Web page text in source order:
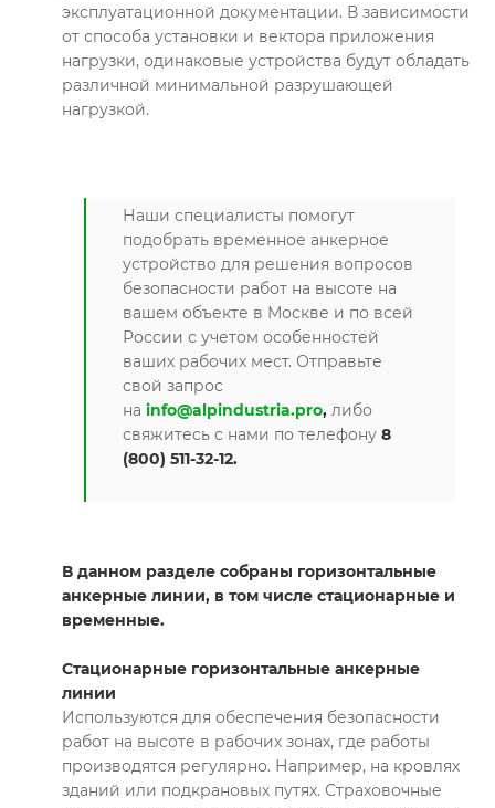
эксплуатационной документации. В зависимости
от способа установки и вектора приложения
нагрузки, одинаковые устройства будут обладать
различной минимальной разрушающей
нагрузкой.
Наши специалисты помогут
подобрать временное анкерное
устройство для решения вопросов
безопасности работ на высоте на
вашем объекте в Москве и по всей
России с учетом особенностей
ваших рабочих мест. Отправьте
свой запрос
на info@alpindustria.pro, либо
свяжитесь с нами по телефону 8
(800) 511-32-12.
В данном разделе собраны горизонтальные
анкерные линии, в том числе стационарные и
временные.
Стационарные горизонтальные анкерные
линии
Используются для обеспечения безопасности
работ на высоте в рабочих зонах, где работы
производятся регулярно. Например, на кровлях
зданий или подкрановых путях. Страховочные